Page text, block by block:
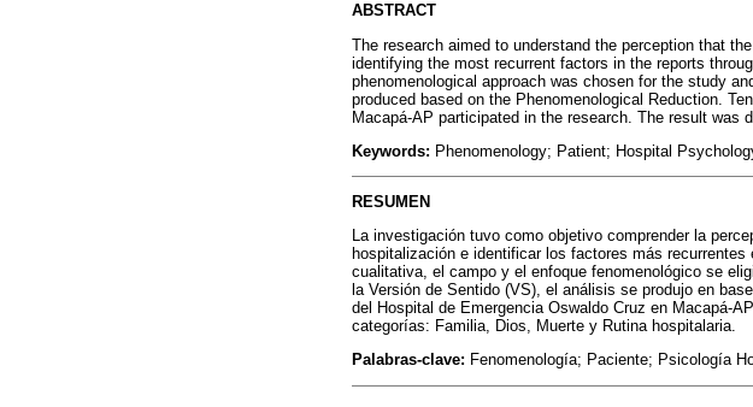
ABSTRACT
The research aimed to understand the perception that
identifying the most recurrent factors in the reports
phenomenological approach was chosen for the study
produced based on the Phenomenological Reduction.
Macapá-AP participated in the research. The result was
Keywords: Phenomenology; Patient; Hospital
RESUMEN
La investigación tuvo como objetivo comprender la
hospitalización e identificar los factores más
cualitativa, el campo y el enfoque fenomenológico se
la Versión de Sentido (VS), el análisis se produjo en
del Hospital de Emergencia Oswaldo Cruz en Macapá-
categorías: Familia, Dios, Muerte y Rutina hospitalaria.
Palabras-clave: Fenomenología; Paciente; Psicología